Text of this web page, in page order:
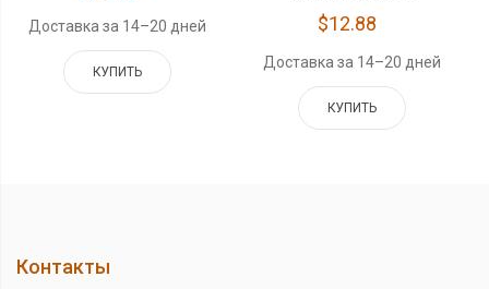
Доставка за 14–20 дней
КУПИТЬ
$12.88
Доставка за 14–20 дней
КУПИТЬ
Контакты